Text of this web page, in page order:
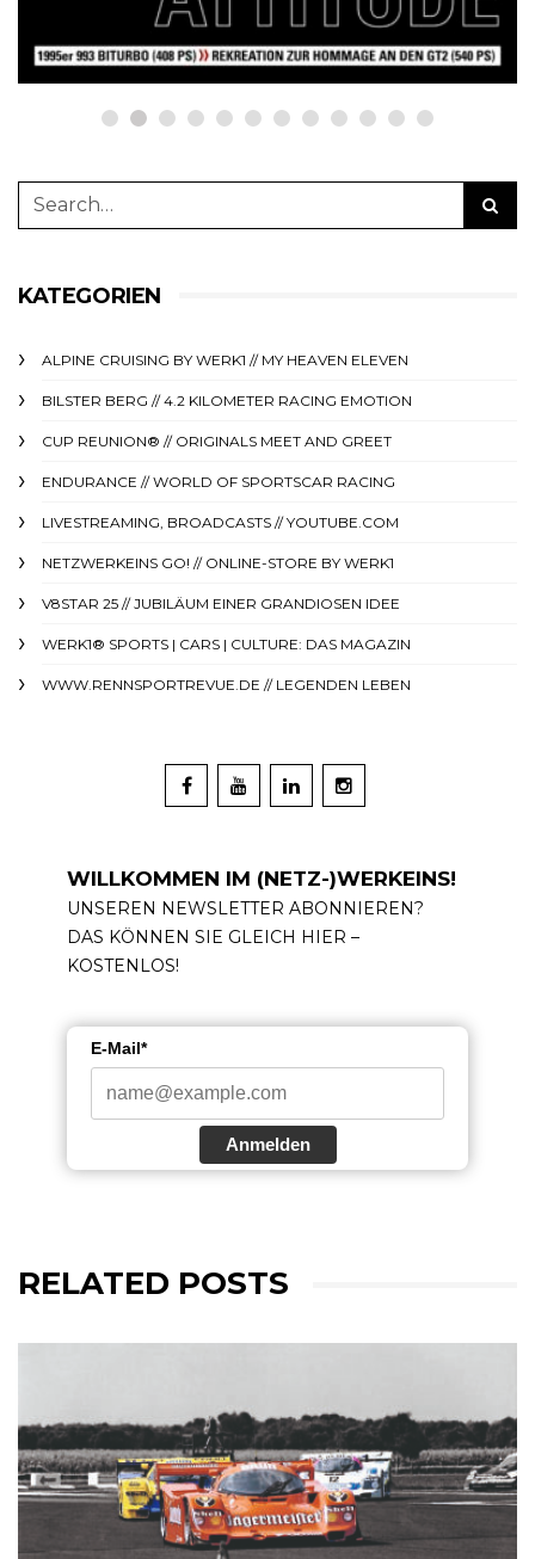
23. Juni 2025
KATEGORIEN
ALPINE CRUISING BY WERK1 // MY HEAVEN ELEVEN
BILSTER BERG // 4.2 KILOMETER RACING EMOTION
CUP REUNION® // ORIGINALS MEET AND GREET
ENDURANCE // WORLD OF SPORTSCAR RACING
LIVESTREAMING, BROADCASTS // YOUTUBE.COM
NETZWERKEINS GO! // ONLINE-STORE BY WERK1
V8STAR 25 // JUBILÄUM EINER GRANDIOSEN IDEE
WERK1® SPORTS | CARS | CULTURE: DAS MAGAZIN
WWW.RENNSPORTREVUE.DE // LEGENDEN LEBEN
WILLKOMMEN IM (NETZ-)WERKEINS!
UNSEREN NEWSLETTER ABONNIEREN?
DAS KÖNNEN SIE GLEICH HIER –
KOSTENLOS!
E-Mail*
Anmelden
RELATED POSTS